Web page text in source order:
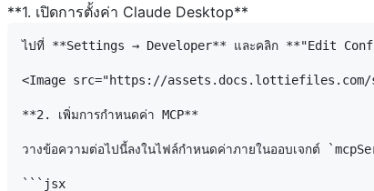
**1. เปิดการตั้งค่า Claude Desktop**
ไปที่ **Settings → Developer** และคลิก **"Edit
<Image src="https://assets.docs.lottiefiles.com/static/
**2. เพิ่มการกำหนดค่า MCP**
วางข้อความต่อไปนี้ลงในไฟล์กำหนดค่าภายในออบเจกต์
```jsx